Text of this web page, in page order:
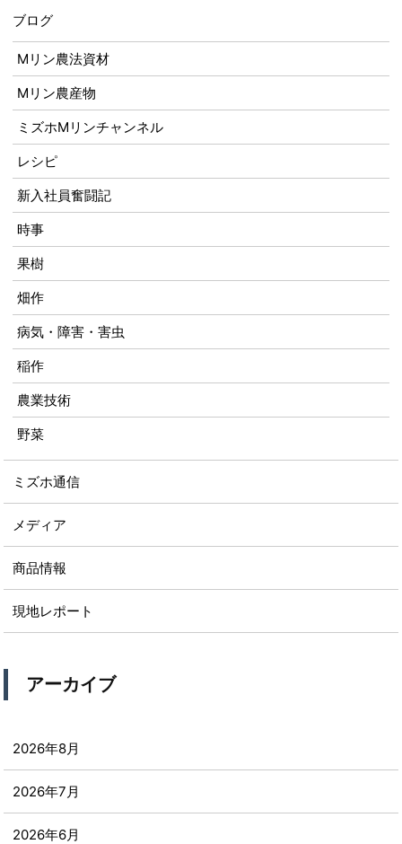
ブログ
Mリン農法資材
Mリン農産物
ミズホMリンチャンネル
レシピ
新入社員奮闘記
時事
果樹
畑作
病気・障害・害虫
稲作
農業技術
野菜
ミズホ通信
メディア
商品情報
現地レポート
アーカイブ
2026年8月
2026年7月
2026年6月